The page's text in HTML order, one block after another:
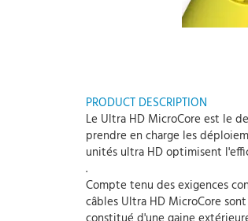
PRODUCT DESCRIPTION
Le Ultra HD MicroCore est le
prendre en charge les
unités ultra HD optimisent
.
Compte tenu des exigences
câbles Ultra HD MicroCore